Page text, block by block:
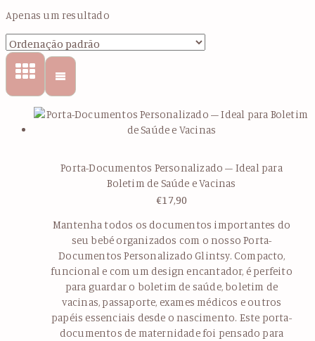
Apenas um resultado
Porta-Documentos Personalizado – Ideal para
Boletim de Saúde e Vacinas
€17,90
Mantenha todos os documentos importantes do
seu bebé organizados com o nosso Porta-
Documentos Personalizado Glintsy. Compacto,
funcional e com um design encantador, é perfeito
para guardar o boletim de saúde, boletim de
vacinas, passaporte, exames médicos e outros
papéis essenciais desde o nascimento. Este porta-
documentos de maternidade foi pensado para